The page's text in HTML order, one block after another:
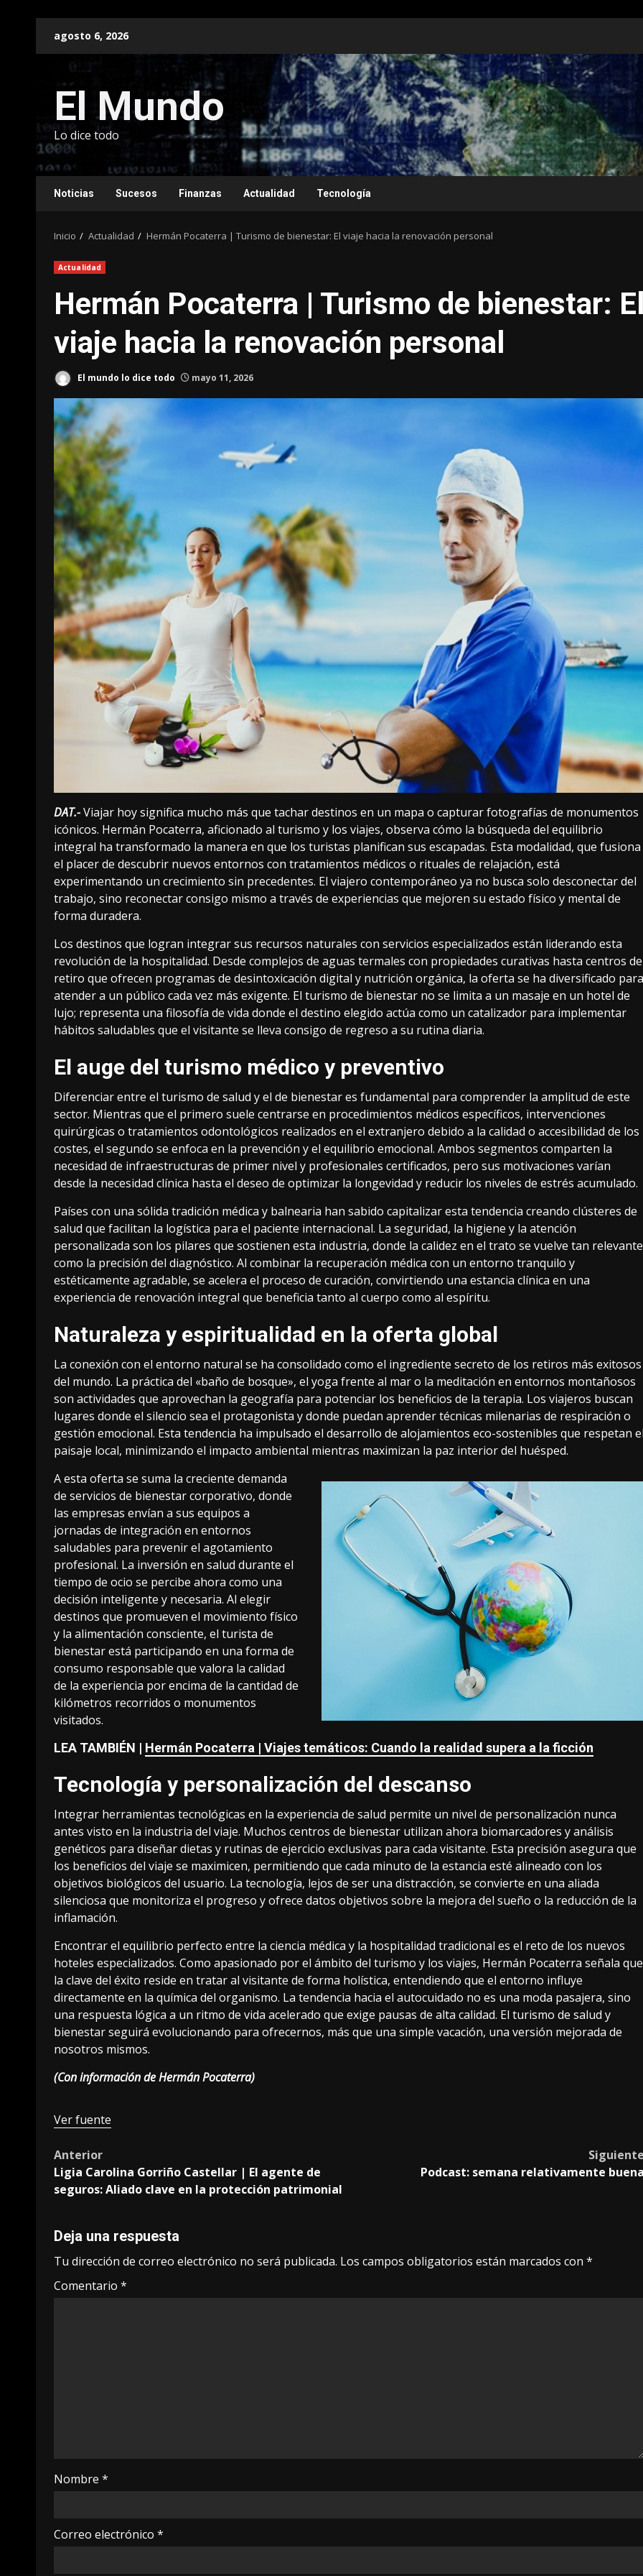
agosto 6, 2026
El Mundo
Lo dice todo
Noticias Sucesos Finanzas Actualidad Tecnología
Inicio Actualidad Hermán Pocaterra | Turismo de bienestar: El viaje hacia la renovación personal
Actualidad
Hermán Pocaterra | Turismo de bienestar:
viaje hacia la renovación personal
El mundo lo dice todo mayo 11, 2026
DAT.-Viajar hoy significa mucho más que tachar destinos en un mapa o capturar fotografías de monumentos
icónicos. Hermán Pocaterra, aficionado al turismo y los viajes, observa cómo la búsqueda del equilibrio
integral ha transformado la manera en que los turistas planifican sus escapadas. Esta modalidad, que fusiona
el placer de descubrir nuevos entornos con tratamientos médicos o rituales de relajación, está
experimentando un crecimiento sin precedentes. El viajero contemporáneo ya no busca solo desconectar del
trabajo, sino reconectar consigo mismo a través de experiencias que mejoren su estado físico y mental de
forma duradera.
Los destinos que logran integrar sus recursos naturales con servicios especializados están liderando esta
revolución de la hospitalidad. Desde complejos de aguas termales con propiedades curativas hasta centros de
retiro que ofrecen programas de desintoxicación digital y nutrición orgánica, la oferta se ha diversificado para
atender a un público cada vez más exigente. El turismo de bienestar no se limita a un masaje en un hotel de
lujo; representa una filosofía de vida donde el destino elegido actúa como un catalizador para implementar
hábitos saludables que el visitante se lleva consigo de regreso a su rutina diaria.
El auge del turismo médico y preventivo
Diferenciar entre el turismo de salud y el de bienestar es fundamental para comprender la amplitud de este
sector. Mientras que el primero suele centrarse en procedimientos médicos específicos, intervenciones
quirúrgicas o tratamientos odontológicos realizados en el extranjero debido a la calidad o accesibilidad de los
costes, el segundo se enfoca en la prevención y el equilibrio emocional. Ambos segmentos comparten la
necesidad de infraestructuras de primer nivel y profesionales certificados, pero sus motivaciones varían
desde la necesidad clínica hasta el deseo de optimizar la longevidad y reducir los niveles de estrés acumulado.
Países con una sólida tradición médica y balnearia han sabido capitalizar esta tendencia creando clústeres de
salud que facilitan la logística para el paciente internacional. La seguridad, la higiene y la atención
personalizada son los pilares que sostienen esta industria, donde la calidez en el trato se vuelve tan relevante
como la precisión del diagnóstico. Al combinar la recuperación médica con un entorno tranquilo y
estéticamente agradable, se acelera el proceso de curación, convirtiendo una estancia clínica en una
experiencia de renovación integral que beneficia tanto al cuerpo como al espíritu.
Naturaleza y espiritualidad en la oferta global
La conexión con el entorno natural se ha consolidado como el ingrediente secreto de los retiros más exitosos
del mundo. La práctica del «baño de bosque», el yoga frente al mar o la meditación en entornos montañosos
son actividades que aprovechan la geografía para potenciar los beneficios de la terapia. Los viajeros buscan
lugares donde el silencio sea el protagonista y donde puedan aprender técnicas milenarias de respiración o
gestión emocional. Esta tendencia ha impulsado el desarrollo de alojamientos eco-sostenibles que respetan
paisaje local, minimizando el impacto ambiental mientras maximizan la paz interior del huésped.
A esta oferta se suma la creciente demanda
de servicios de bienestar corporativo, donde
las empresas envían a sus equipos a
jornadas de integración en entornos
saludables para prevenir el agotamiento
profesional. La inversión en salud durante el
tiempo de ocio se percibe ahora como una
decisión inteligente y necesaria. Al elegir
destinos que promueven el movimiento físico
y la alimentación consciente, el turista de
bienestar está participando en una forma de
consumo responsable que valora la calidad
de la experiencia por encima de la cantidad de
kilómetros recorridos o monumentos
visitados.
LEA TAMBIÉN | Hermán Pocaterra | Viajes temáticos: Cuando la realidad supera a la ficción
Tecnología y personalización del descanso
Integrar herramientas tecnológicas en la experiencia de salud permite un nivel de personalización nunca
antes visto en la industria del viaje. Muchos centros de bienestar utilizan ahora biomarcadores y análisis
genéticos para diseñar dietas y rutinas de ejercicio exclusivas para cada visitante. Esta precisión asegura que
los beneficios del viaje se maximicen, permitiendo que cada minuto de la estancia esté alineado con los
objetivos biológicos del usuario. La tecnología, lejos de ser una distracción, se convierte en una aliada
silenciosa que monitoriza el progreso y ofrece datos objetivos sobre la mejora del sueño o la reducción de la
inflamación.
Encontrar el equilibrio perfecto entre la ciencia médica y la hospitalidad tradicional es el reto de los nuevos
hoteles especializados. Como apasionado por el ámbito del turismo y los viajes, Hermán Pocaterra señala que
la clave del éxito reside en tratar al visitante de forma holística, entendiendo que el entorno influye
directamente en la química del organismo. La tendencia hacia el autocuidado no es una moda pasajera, sino
una respuesta lógica a un ritmo de vida acelerado que exige pausas de alta calidad. El turismo de salud y
bienestar seguirá evolucionando para ofrecernos, más que una simple vacación, una versión mejorada de
nosotros mismos.
(Con información de Hermán Pocaterra)
Navegación
de
entradas
Ver fuente
Post
navigation
Anterior
Ligia Carolina Gorriño Castellar | El agente de
seguros: Aliado clave en la protección patrimonial
Podcast: semana relativamente
Deja una respuesta
Tu dirección de correo electrónico no será publicada. Los campos obligatorios están marcados con *
Comentario *
Nombre *
Correo electrónico *